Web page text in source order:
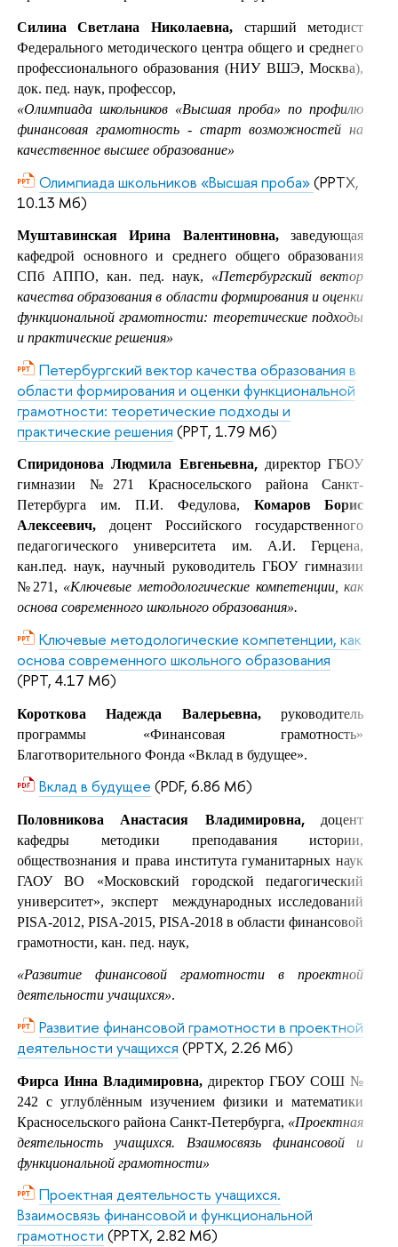
Силина Светлана Николаевна, старший методист
Федерального методического центра общего и среднего
профессионального образования (НИУ ВШЭ, Москва),
док. пед. наук, профессор,
«Олимпиада школьников «Высшая проба» по профилю
финансовая грамотность - старт возможностей на
качественное высшее образование»
Олимпиада школьников «Высшая проба»(PPTX,
10.13 Мб)
Муштавинская Ирина Валентиновна,заведующая
кафедрой основного и среднего общего образования
СПб АППО, кан. пед. наук, «Петербургский вектор
качества образования в области формирования и оценки
функциональной грамотности: теоретические подходы
и практические решения»
Петербургский вектор качества образования в
области формирования и оценки функциональной
грамотности: теоретические подходы и
практические решения (PPT, 1.79 Мб)
Спиридонова Людмила Евгеньевна,директор ГБОУ
гимназии №271 Красносельского района Санкт-
Петербурга им. П.И. Федулова, Комаров Борис
Алексеевич, доцент Российского государственного
педагогического университета им. А.И. Герцена,
кан.пед. наук, научный руководитель ГБОУ гимназии
№271, «Ключевые методологические компетенции, как
основа современного школьного образования».
Ключевые методологические компетенции, как
основа современного школьного образования
(PPT, 4.17 Мб)
Короткова Надежда Валерьевна,руководитель
программы «Финансовая грамотность»
Благотворительного Фонда «Вклад в будущее».
Вклад в будущее (PDF, 6.86 Мб)
Половникова Анастасия Владимировна,доцент
кафедры методики преподавания истории,
обществознания и права института гуманитарных наук
ГАОУ ВО «Московский городской педагогический
университет», эксперт международных исследований
PISA-2012, PISA-2015, PISA-2018 в области финансовой
грамотности, кан. пед. наук,
«Развитие финансовой грамотности в проектной
деятельности учащихся».
Развитие финансовой грамотности в проектной
деятельности учащихся (PPTX, 2.26 Мб)
Фирса Инна Владимировна, директор ГБОУ СОШ №
242 с углублённым изучением физики и математики
Красносельского района Санкт-Петербурга, «Проектная
деятельность учащихся. Взаимосвязь финансовой и
функциональной грамотности»
Проектная деятельность учащихся.
Взаимосвязь финансовой и функциональной
грамотности (PPTX, 2.82 Мб)